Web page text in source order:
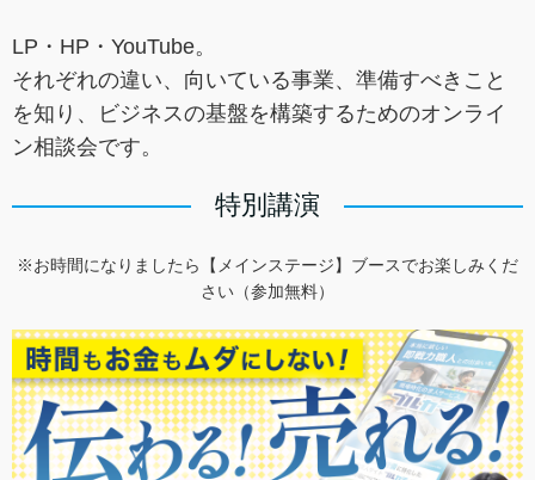
LP・HP・YouTube。
それぞれの違い、向いている事業、準備すべきこと
を知り、ビジネスの基盤を構築するためのオンライ
ン相談会です。
特別講演
※お時間になりましたら【メインステージ】ブースでお楽しみくだ
さい（参加無料）